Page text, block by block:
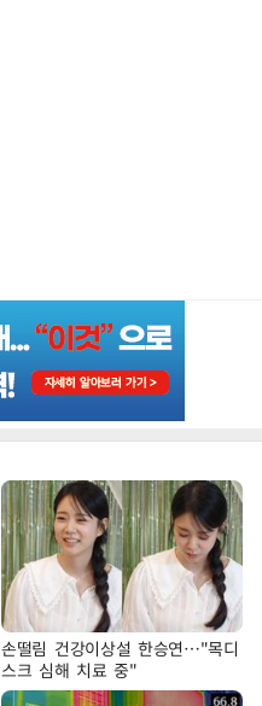
손떨림 건강이상설 한승연…"목디
스크 심해 치료 중"